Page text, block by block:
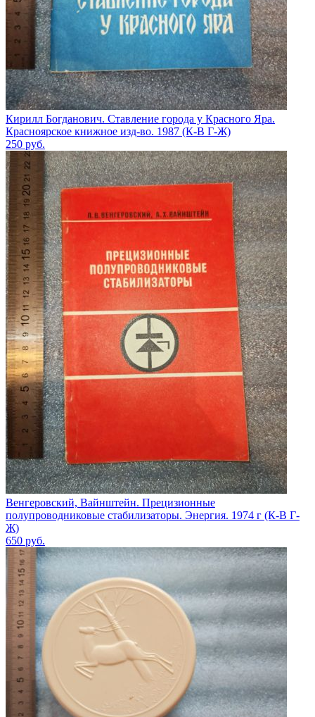
Кирилл Богданович. Ставление города у Красного Яра.
Красноярское книжное изд-во. 1987 (К-В Г-Ж)
250 руб.
Венгеровский, Вайнштейн. Прецизионные
полупроводниковые стабилизаторы. Энергия. 1974 г (К-В Г-
Ж)
650 руб.